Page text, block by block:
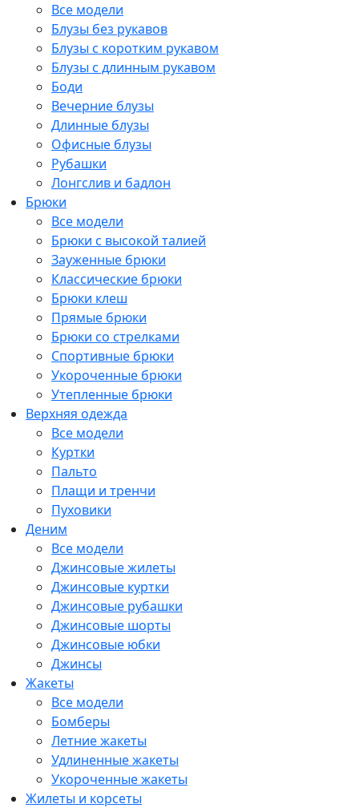
Все модели
Блузы без рукавов
Блузы с коротким рукавом
Блузы с длинным рукавом
Боди
Вечерние блузы
Длинные блузы
Офисные блузы
Рубашки
Лонгслив и бадлон
Брюки
Все модели
Брюки с высокой талией
Зауженные брюки
Классические брюки
Брюки клеш
Прямые брюки
Брюки со стрелками
Спортивные брюки
Укороченные брюки
Утепленные брюки
Верхняя одежда
Все модели
Куртки
Пальто
Плащи и тренчи
Пуховики
Деним
Все модели
Джинсовые жилеты
Джинсовые куртки
Джинсовые рубашки
Джинсовые шорты
Джинсовые юбки
Джинсы
Жакеты
Все модели
Бомберы
Летние жакеты
Удлиненные жакеты
Укороченные жакеты
Жилеты и корсеты